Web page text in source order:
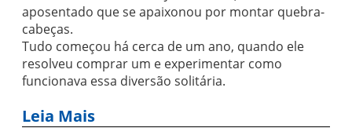
aposentado que se apaixonou por montar quebra-
cabeças.
Tudo começou há cerca de um ano, quando ele
resolveu comprar um e experimentar como
funcionava essa diversão solitária.
Leia Mais